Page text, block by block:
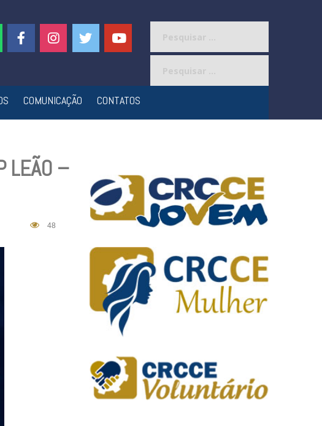
COMUNICAÇÃO CONTATOS
LEÃO –
48